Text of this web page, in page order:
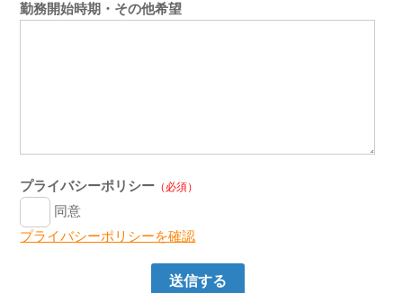
勤務開始時期・その他希望
プライバシーポリシー （必須）
同意
プライバシーポリシーを確認
送信する